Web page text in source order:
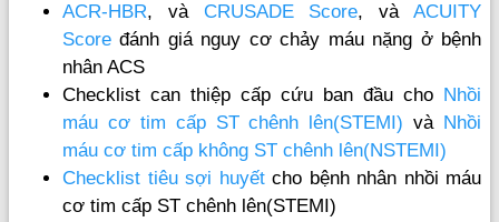
ACR-HBR, và CRUSADE Score, vàACUITY
Score đánh giá nguy cơ chảy máu nặng ở bệnh
nhân ACS
Checklist can thiệp cấp cứu ban đầu cho Nhồi
máu cơ tim cấp ST chênh lên(STEMI) và Nhồi
máu cơ tim cấp không ST chênh lên(NSTEMI)
Checklist tiêu sợi huyếtcho bệnh nhân nhồi máu
cơ tim cấp ST chênh lên(STEMI)